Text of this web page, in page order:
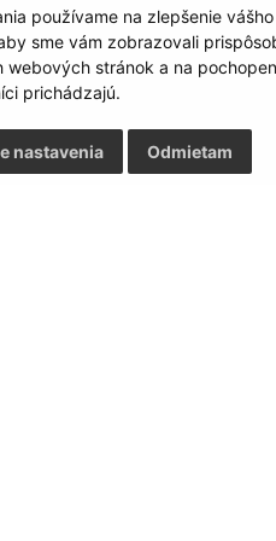
používame na zlepšenie
sme vám zobrazovali
stránok a na
prichádzajú.
Odmietam
nastavenia